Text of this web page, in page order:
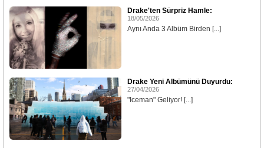
Drake'ten Sürpriz Hamle:
18/05/2026
Aynı Anda 3 Albüm Birden [...]
Drake Yeni Albümünü Duyurdu:
27/04/2026
"Iceman" Geliyor! [...]